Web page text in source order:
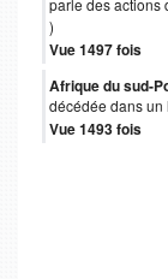
parle des actions
)
Vue 1497 fois
Afrique du sud-
décédée dans
Vue 1493 fois